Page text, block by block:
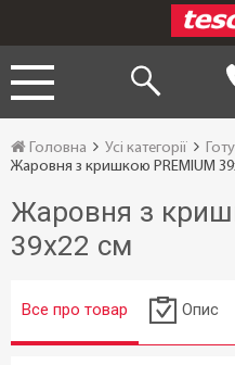
Головна Усі категорії
Жаровня з кришкою PREMIUM
Жаровня з
39x22 см
Все про товар Опис